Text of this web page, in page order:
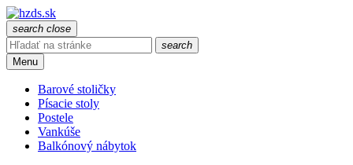
search close
search
Menu
Barové stoličky
Písacie stoly
Postele
Vankúše
Balkónový nábytok